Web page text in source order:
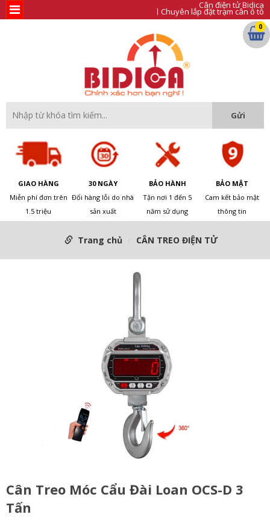
Cân điện tử Bidica
Chuyên lắp đặt trạm cân ô tô
GIAO HÀNG
Miễn phí đơn trên
1.5 triệu
30 NGÀY
Đổi hàng lỗi do nhà
sản xuất
BẢO HÀNH
Tận nơi 1 đến 5
năm sử dụng
BẢO MẬT
Cam kết bảo mật
thông tin
0
Trang chủ CÂN TREO ĐIỆN TỬ
Cân Treo Móc Cẩu Đài Loan OCS-D 3
Tấn